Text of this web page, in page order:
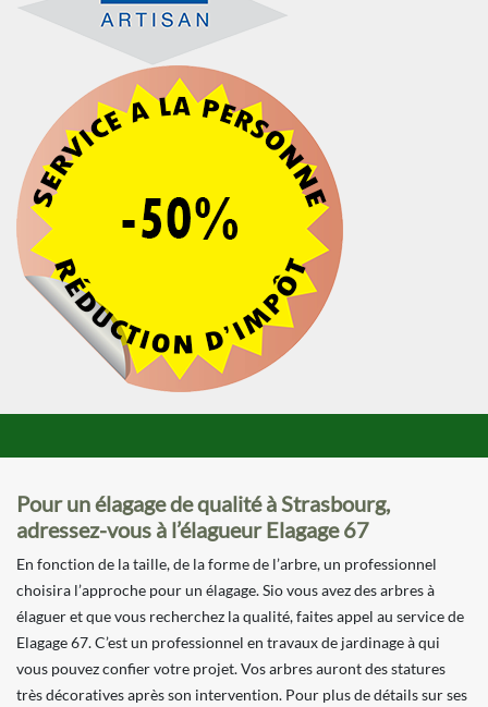
Pour un élagage de qualité à Strasbourg,
adressez-vous à l’élagueur Elagage 67
En fonction de la taille, de la forme de l’arbre, un professionnel
choisira l’approche pour un élagage. Sio vous avez des arbres à
élaguer et que vous recherchez la qualité, faites appel au service de
Elagage 67. C’est un professionnel en travaux de jardinage à qui
vous pouvez confier votre projet. Vos arbres auront des statures
très décoratives après son intervention. Pour plus de détails sur ses